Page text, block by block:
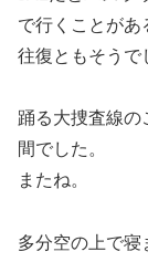
で行くことがあ
往復ともそうで
踊る大捜査線の
間でした。
またね。
多分空の上で寝